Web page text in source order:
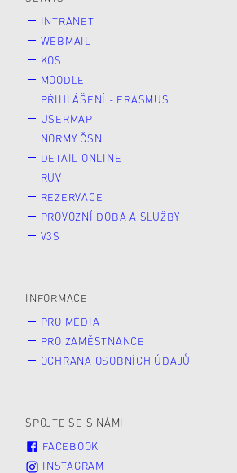
INTRANET
WEBMAIL
KOS
MOODLE
PŘIHLÁŠENÍ - ERASMUS
USERMAP
NORMY ČSN
DETAIL ONLINE
RUV
REZERVACE
PROVOZNÍ DOBA A SLUŽBY
V3S
INFORMACE
PRO MÉDIA
PRO ZAMĚSTNANCE
OCHRANA OSOBNÍCH ÚDAJŮ
SPOJTE SE S NÁMI
FACEBOOK
INSTAGRAM